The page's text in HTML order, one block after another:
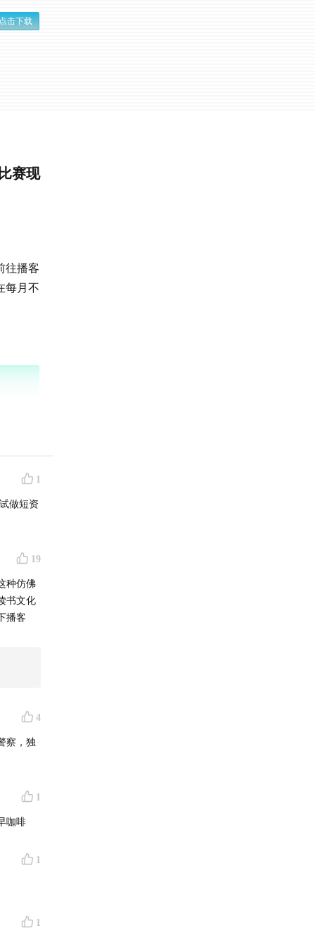
击下载
赛现
往播客
每月不
愈烈，
1
做短资
19
种仿佛
书文化
播客
4
察，独
1
咖啡
1
1